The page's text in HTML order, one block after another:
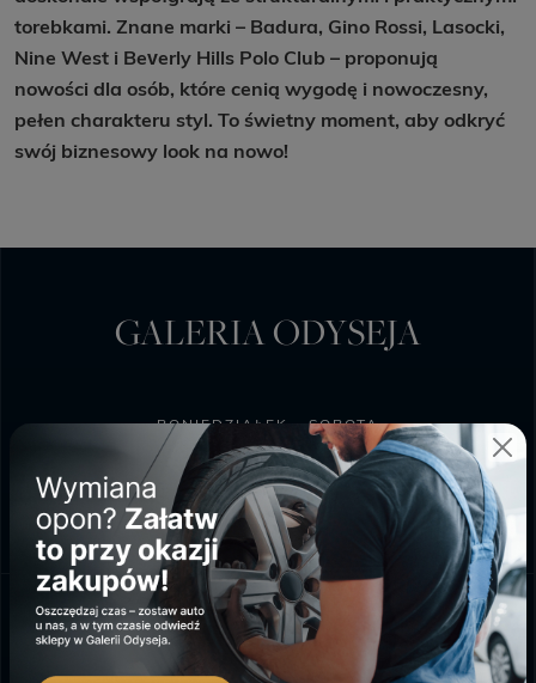
torebkami. Znane marki – Badura, Gino Rossi, Lasocki,
Nine West i Beverly Hills Polo Club – proponują
nowości dla osób, które cenią wygodę i nowoczesny,
pełen charakteru styl. To świetny moment, aby odkryć
swój biznesowy look na nowo!
GALERIA ODYSEJA
PONIEDZIAŁEK - SOBOTA
9:00 - 20:00
NIEDZIELA HANDLOWA
10:00 - 18:00
SKLEP BIEDRONKA